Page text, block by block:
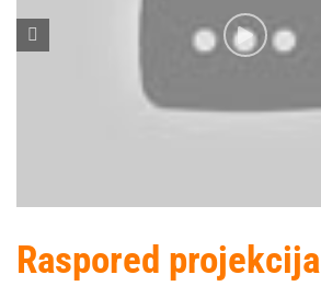
Raspored projekcija